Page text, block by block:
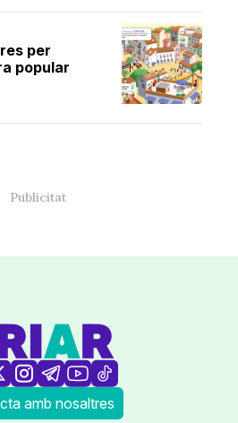
per
popular
amb nosaltres